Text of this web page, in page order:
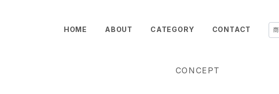
HOME ABOUT CATEGORY CONTACT
CONCEPT